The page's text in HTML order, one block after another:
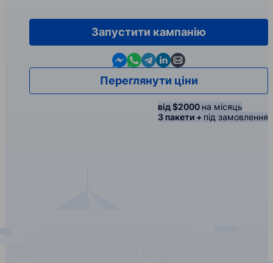
Запустити кампанію
Contact us in Messenger
Contact us in WhatsApp
Contact us in Telegram
Contact us in Linkedin
Contact us by email
Переглянути ціни
від $2000 на місяць
3 пакети + під замовлення